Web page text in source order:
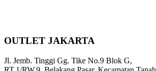
OUTLET JAKARTA
Jl. Jemb. Tinggi Gg. Tike No.9 Blok G,